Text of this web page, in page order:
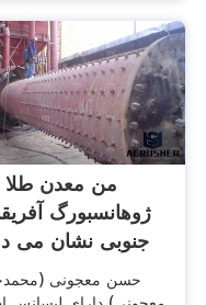
من معدن طلا
ژوهانسبورگ
جنوبی نشان می
حسن معجونی